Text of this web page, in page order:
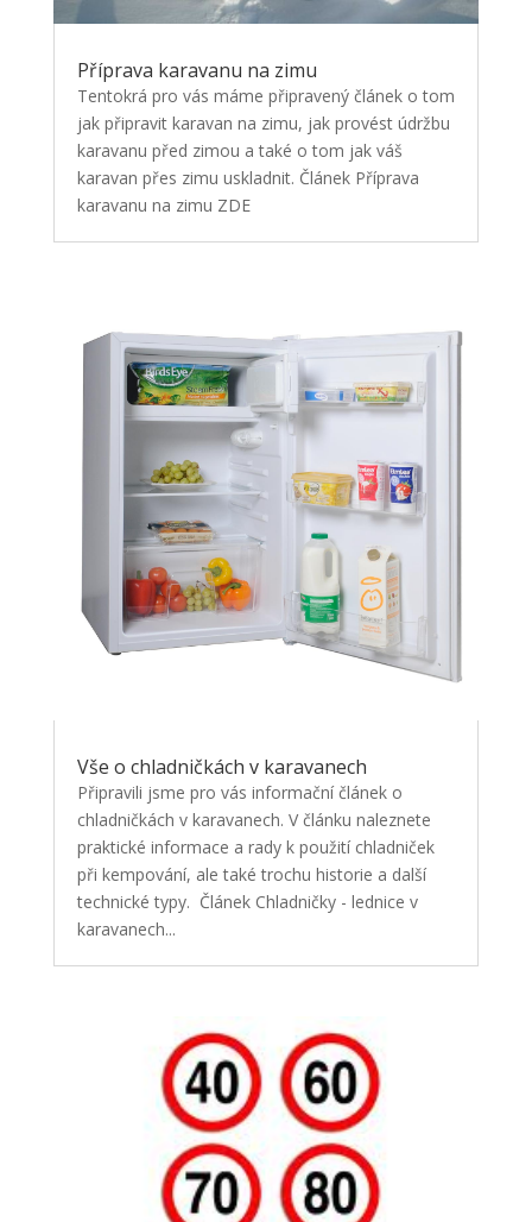
Příprava karavanu na zimu
Tentokrá pro vás máme připravený článek o tom
jak připravit karavan na zimu, jak provést údržbu
karavanu před zimou a také o tom jak váš
karavan přes zimu uskladnit. Článek Příprava
karavanu na zimu ZDE
Vše o chladničkách v karavanech
Připravili jsme pro vás informační článek o
chladničkách v karavanech. V článku naleznete
praktické informace a rady k použití chladniček
při kempování, ale také trochu historie a další
technické typy. Článek Chladničky - lednice v
karavanech...